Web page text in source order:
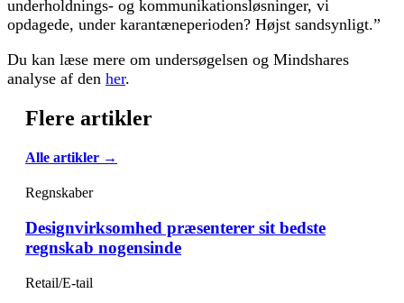
underholdnings- og kommunikationsløsninger, vi
opdagede, under karantæneperioden? Højst sandsynligt.”
Du kan læse mere om undersøgelsen og Mindshares
analyse af den her.
Flere artikler
Alle artikler →
Regnskaber
Designvirksomhed præsenterer sit bedste
regnskab nogensinde
Retail/E-tail